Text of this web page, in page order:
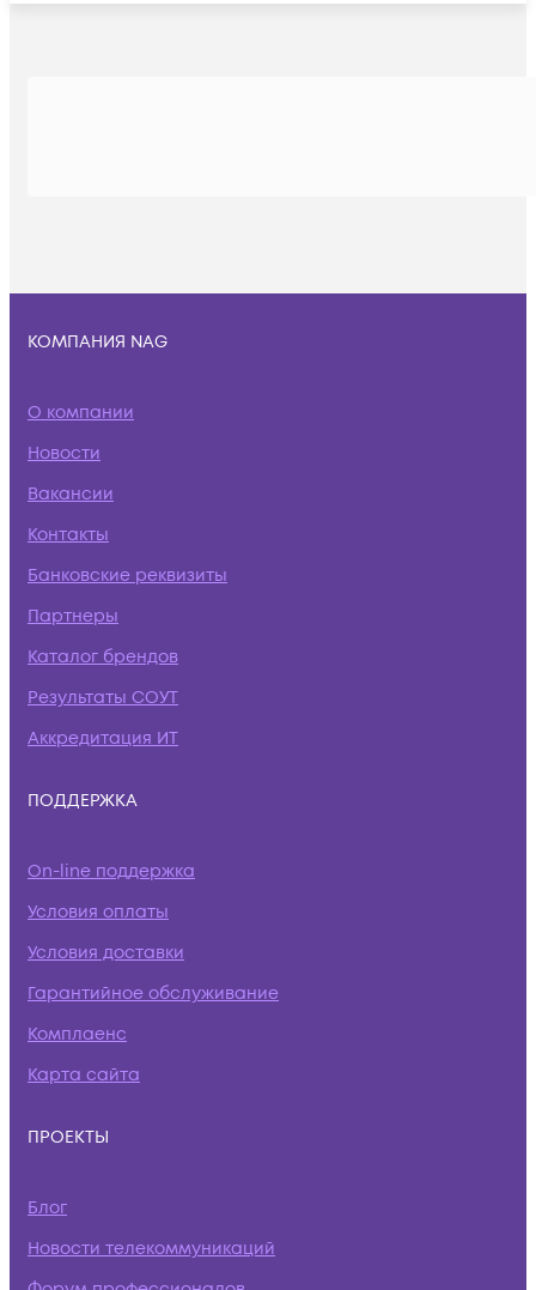
КОМПАНИЯ NAG
О компании
Новости
Вакансии
Контакты
Банковские реквизиты
Партнеры
Каталог брендов
Результаты СОУТ
Аккредитация ИТ
ПОДДЕРЖКА
On-line поддержка
Условия оплаты
Условия доставки
Гарантийное обслуживание
Комплаенс
Карта сайта
ПРОЕКТЫ
Блог
Новости телекоммуникаций